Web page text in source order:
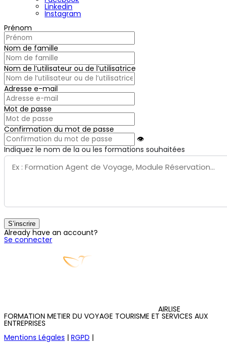
Linkedin
Instagram
Prénom
Nom de famille
Nom de l’utilisateur ou de l’utilisatrice
Adresse e-mail
Mot de passe
Confirmation du mot de passe
👁
Indiquez le nom de la ou les formations souhaitées
S’inscrire
Already have an account?
Se connecter
AIRLISE
FORMATION METIER DU VOYAGE TOURISME ET SERVICES AUX
ENTREPRISES
Mentions Légales | RGPD |